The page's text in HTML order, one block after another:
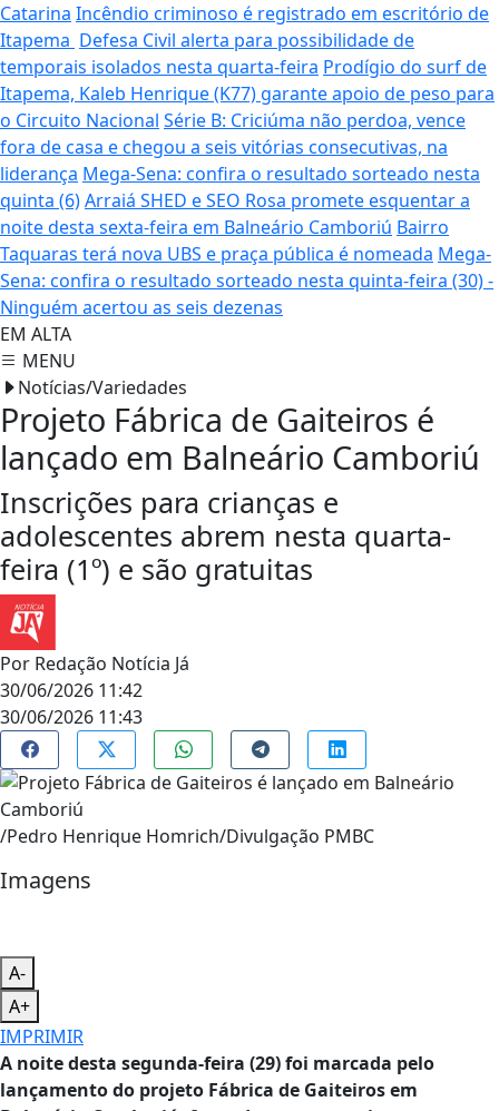
Catarina Incêndio criminoso é registrado em escritório de
Itapema Defesa Civil alerta para possibilidade de
temporais isolados nesta quarta-feira Prodígio do surf de
Itapema, Kaleb Henrique (K77) garante apoio de peso para
o Circuito Nacional Série B: Criciúma não perdoa, vence
fora de casa e chegou a seis vitórias consecutivas, na
liderança Mega-Sena: confira o resultado sorteado nesta
quinta (6)Arraiá SHED e SEO Rosa promete esquentar a
noite desta sexta-feira em Balneário Camboriú Bairro
Taquaras terá nova UBS e praça pública é nomeada Mega-
Sena: confira o resultado sorteado nesta quinta-feira (30) -
Ninguém acertou as seis dezenas
EM ALTA
MENU
Notícias/Variedades
Projeto Fábrica de Gaiteiros é
lançado em Balneário Camboriú
Inscrições para crianças e
adolescentes abrem nesta quarta-
feira (1º) e são gratuitas
Por Redação Notícia Já
30/06/2026 11:42
30/06/2026 11:43
/Pedro Henrique Homrich/Divulgação PMBC
Imagens
A-
A+
IMPRIMIR
A noite desta segunda-feira (29) foi marcada pelo
lançamento do projeto Fábrica de Gaiteiros em